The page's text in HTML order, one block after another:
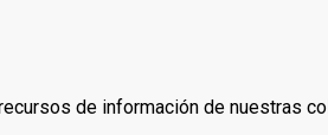
de información de nuestras